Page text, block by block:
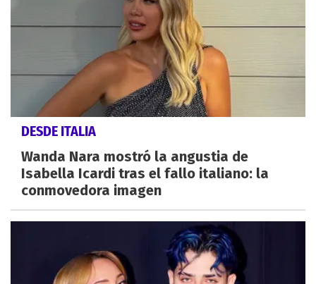
DESDE ITALIA
Wanda Nara mostró la angustia de
Isabella Icardi tras el fallo italiano: la
conmovedora imagen